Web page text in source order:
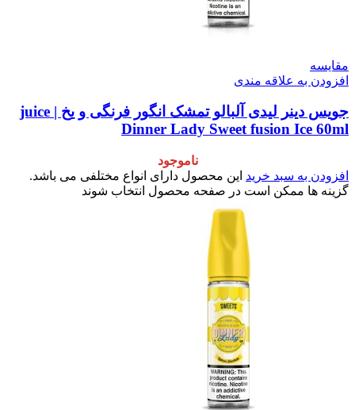
مقایسه
افزودن به علاقه مندی
جویس دینر لیدی آلبالو تمشک انگور فرنگی و یخ | juice
Dinner Lady Sweet fusion Ice 60ml
ناموجود
افزودن به سبد خرید این محصول دارای انواع مختلفی می باشد.
گزینه ها ممکن است در صفحه محصول انتخاب شوند